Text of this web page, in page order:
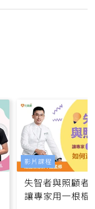
失智者與照顧者
讓專家用一根棍
影片課程